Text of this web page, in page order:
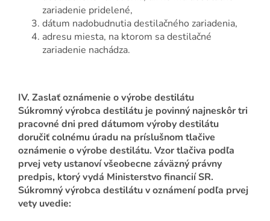
zariadenie pridelené,
dátum nadobudnutia destilačného zariadenia,
adresu miesta, na ktorom sa destilačné
zariadenie nachádza.
IV. Zaslať oznámenie o výrobe destilátu
Súkromný výrobca destilátu je povinný najneskôr tri
pracovné dni pred dátumom výroby destilátu
doručiť colnému úradu na príslušnom tlačive
oznámenie o výrobe destilátu. Vzor tlačiva podľa
prvej vety ustanoví všeobecne záväzný právny
predpis, ktorý vydá Ministerstvo financií SR.
Súkromný výrobca destilátu v oznámení podľa prvej
vety uvedie: